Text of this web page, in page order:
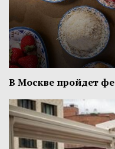
В Москве пройдет